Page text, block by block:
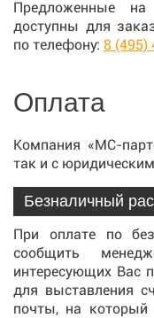
Предложенные на
доступны для
по телефону: 8 (495)
Оплата
Компания «МС-
так и с
Безналичный
При оплате по
сообщить
интересующих Вас
для выставления
почты, на который